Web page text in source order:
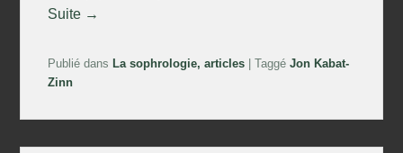
Suite →
Publié dans La sophrologie, articles |Taggé Jon Kabat-
Zinn